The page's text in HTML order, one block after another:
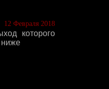
12 Февраля 2018
которого
ниже